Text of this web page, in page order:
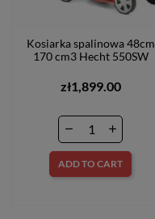
Kosiarka spalinowa 48cm
170 cm3 Hecht 550SW
zł1,899.00
ADD TO CART